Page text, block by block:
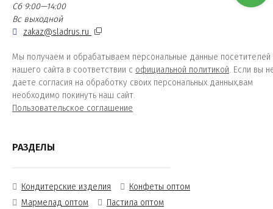
Сб 9:00—14:00
Вс выходной
zakaz@sladrus.ru
Мы получаем и обрабатываем персональные данные посетителей
нашего сайта в соответствии с официальной политикой. Если вы
даете согласия на обработку своих персональных данных,вам
необходимо покинуть наш сайт.
Пользовательское соглашение
РАЗДЕЛЫ
Кондитерские изделия
Конфеты оптом
Мармелад оптом
Пастила оптом